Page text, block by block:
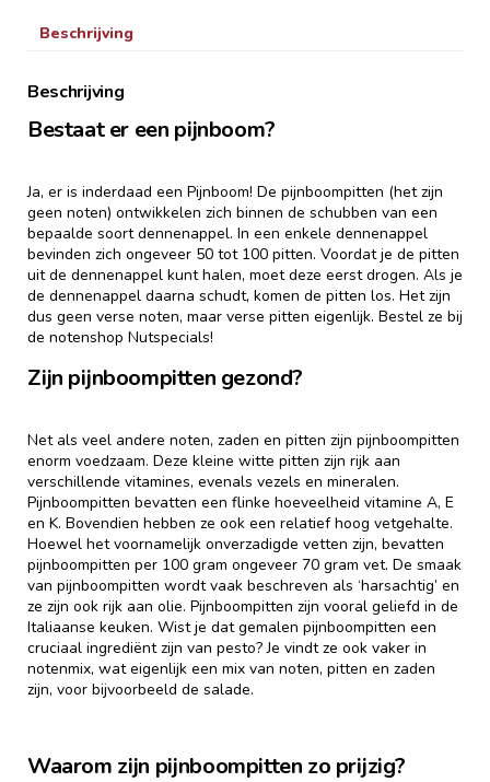
Beschrijving
Beschrijving
Bestaat er een pijnboom?
Ja, er is inderdaad een Pijnboom! De pijnboompitten (het zijn
geen noten) ontwikkelen zich binnen de schubben van een
bepaalde soort dennenappel. In een enkele dennenappel
bevinden zich ongeveer 50 tot 100 pitten. Voordat je de pitten
uit de dennenappel kunt halen, moet deze eerst drogen. Als je
de dennenappel daarna schudt, komen de pitten los. Het zijn
dus geen verse noten, maar verse pitten eigenlijk. Bestel ze bij
de notenshop Nutspecials!
Zijn pijnboompitten gezond?
Net als veel andere noten, zaden en pitten zijn pijnboompitten
enorm voedzaam. Deze kleine witte pitten zijn rijk aan
verschillende vitamines, evenals vezels en mineralen.
Pijnboompitten bevatten een flinke hoeveelheid vitamine A, E
en K. Bovendien hebben ze ook een relatief hoog vetgehalte.
Hoewel het voornamelijk onverzadigde vetten zijn, bevatten
pijnboompitten per 100 gram ongeveer 70 gram vet. De smaak
van pijnboompitten wordt vaak beschreven als ‘harsachtig’ en
ze zijn ook rijk aan olie. Pijnboompitten zijn vooral geliefd in de
Italiaanse keuken. Wist je dat gemalen pijnboompitten een
cruciaal ingrediënt zijn van pesto? Je vindt ze ook vaker in
notenmix, wat eigenlijk een mix van noten, pitten en zaden
zijn, voor bijvoorbeeld de salade.
Waarom zijn pijnboompitten zo prijzig?